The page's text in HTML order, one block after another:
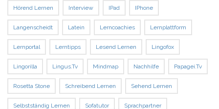
Hörend Lernen Interview IPad IPhone
Langenscheidt Latein Lerncoachies Lernplattform
Lernportal Lerntipps Lesend Lernen Lingofox
Lingorilla Lingus.tv Mindmap Nachhilfe Papagei.tv
Rosetta Stone Schreibend Lernen Sehend Lernen
Selbstständig Lernen Sofatutor Sprachpartner